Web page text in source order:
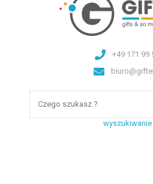
+49 171 99